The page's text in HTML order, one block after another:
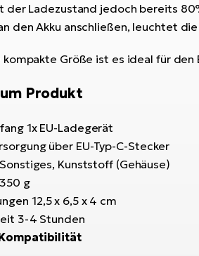
der Ladezustand jedoch bereits
den Akku anschließen, leuchtet
kompakte Größe ist es ideal für
Produkt
1x EU-Ladegerät
über EU-Typ-C-Stecker
Kunststoff (Gehäuse)
g
12,5 x 6,5 x 4 cm
3-4 Stunden
Kompatibilität